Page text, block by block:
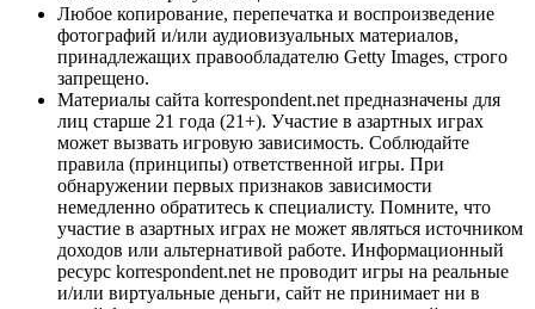
Любое копирование, перепечатка и воспроизведение
фотографий и/или аудиовизуальных материалов,
принадлежащих правообладателю Getty Images, строго
запрещено.
Материалы сайта korrespondent.net предназначены для
лиц старше 21 года (21+). Участие в азартных играх
может вызвать игровую зависимость. Соблюдайте
правила (принципы) ответственной игры. При
обнаружении первых признаков зависимости
немедленно обратитесь к специалисту. Помните, что
участие в азартных играх не может являться источником
доходов или альтернативой работе. Информационный
ресурс korrespondent.net не проводит игры на реальные
и/или виртуальные деньги, сайт не принимает ни в